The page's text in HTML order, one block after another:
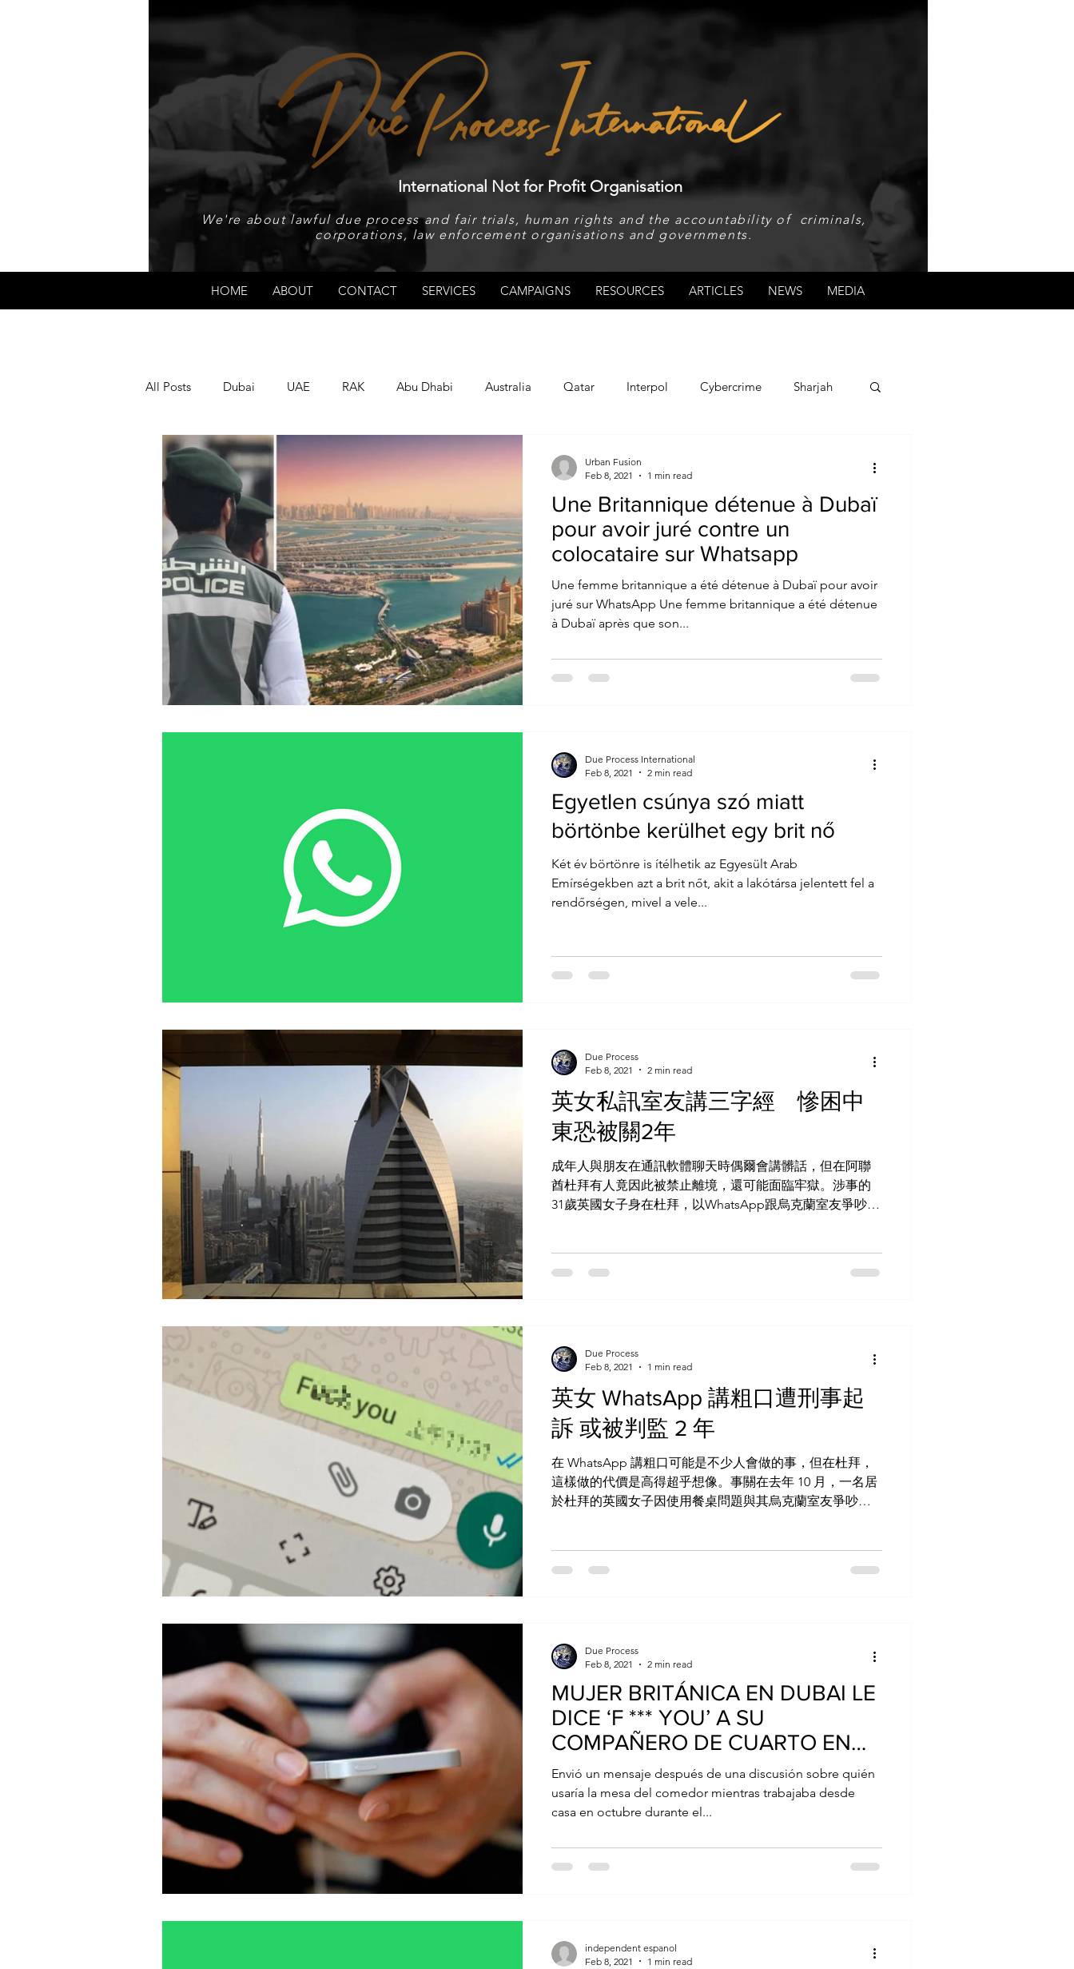
International Not for Profit Organisation
We're about lawful due process and fair trials, human rights and the accountability of criminals,
corporations, law enforcement organisations and governments.
HOME ABOUT CONTACT SERVICES CAMPAIGNS RESOURCES ARTICLES NEWS MEDIA
All Posts Dubai UAE RAK Abu Dhabi Australia Qatar Interpol Cybercrime Sharjah
Israel Papua New Guinea Human Rights Saudi
RUSSIA INDIA USA TURKEY Ireland U.K. CHINA FCDO Human Rights
PAKISTAN INDIA AUSTRALIA
Une Britannique détenue à Dubaï
pour avoir juré contre un
colocataire sur Whatsapp
Une femme britannique a été détenue à Dubaï pour avoir
juré sur WhatsApp Une femme britannique a été détenue
à Dubaï après que son...
Urban Fusion
Feb 8, 2021
1 min read
Egyetlen csúnya szó miatt
börtönbe kerülhet egy brit nő
Két év börtönre is ítélhetik az Egyesült Arab
Emírségekben azt a brit nőt, akit a lakótársa jelentett fel a
rendőrségen, mivel a vele...
Due Process International
Feb 8, 2021
2 min read
英女私訊室友講三字經 慘困中
東恐被關2年
成年人與朋友在通訊軟體聊天時偶爾會講髒話，但在阿聯
酋杜拜有人竟因此被禁止離境，還可能面臨牢獄。涉事的
31歲英國女子身在杜拜，以WhatsApp跟烏克蘭室友爭吵，
Due Process
Feb 8, 2021
2 min read
英女 WhatsApp 講粗口遭刑事起
訴 或被判監 2 年
在 WhatsApp 講粗口可能是不少人會做的事，但在杜拜，
這樣做的代價是高得超乎想像。事關在去年 10 月，一名居
於杜拜的英國女子因使用餐桌問題與其烏克蘭室友爭吵，
Due Process
Feb 8, 2021
1 min read
MUJER BRITÁNICA EN DUBAI LE
DICE ‘F *** YOU’ A SU
COMPAÑERO DE CUARTO EN
WHATSAPP...
Envió un mensaje después de una discusión sobre quién
usaría la mesa del comedor mientras trabajaba desde
casa en octubre durante el...
Due Process
Feb 8, 2021
2 min read
independent espanol
Feb 8, 2021
1 min read